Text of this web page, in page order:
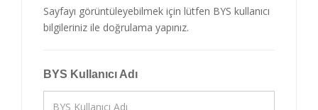
Sayfayı görüntüleyebilmek için lütfen BYS kullanıcı
bilgileriniz ile doğrulama yapınız.
BYS Kullanıcı Adı